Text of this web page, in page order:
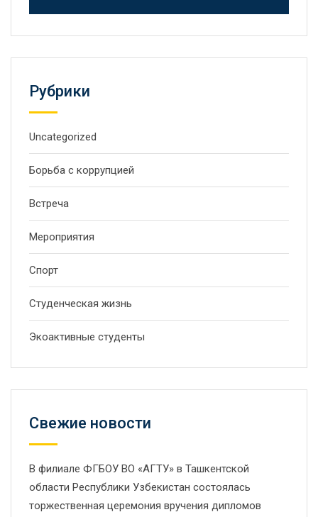
Рубрики
Uncategorized
Борьба с коррупцией
Встреча
Мероприятия
Спорт
Студенческая жизнь
Экоактивные студенты
Свежие новости
В филиале ФГБОУ ВО «АГТУ» в Ташкентской
области Республики Узбекистан состоялась
торжественная церемония вручения дипломов